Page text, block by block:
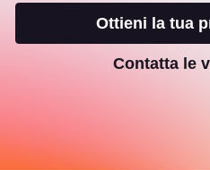
Ottieni la tua
Contatta le